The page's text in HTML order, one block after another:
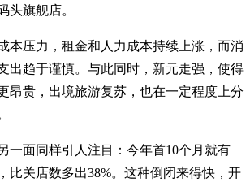
头旗舰店。
本压力，租金和人力成本持续上涨，而消
出趋于谨慎。与此同时，新元走强，使得
昂贵，出境旅游复苏，也在一定程度上分
一面同样引人注目：今年首10个月就有
比关店数多出38%。这种倒闭来得快，开